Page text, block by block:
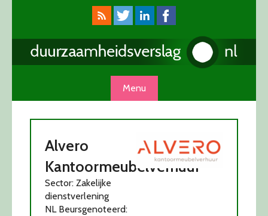
Menu
Alvero
Kantoormeubelverhuur
Sector: Zakelijke
dienstverlening
NL Beursgenoteerd: